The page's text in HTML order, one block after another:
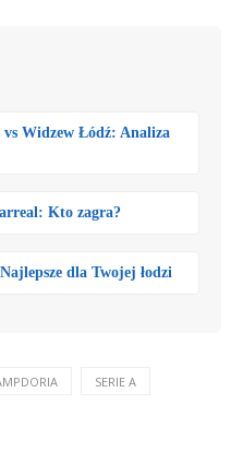
vs Widzew Łódź: Analiza
Kto zagra?
dla Twojej łodzi
SERIE A